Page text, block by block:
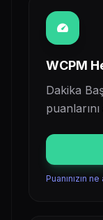
speed
WCPM
Dakika
Puanınızın